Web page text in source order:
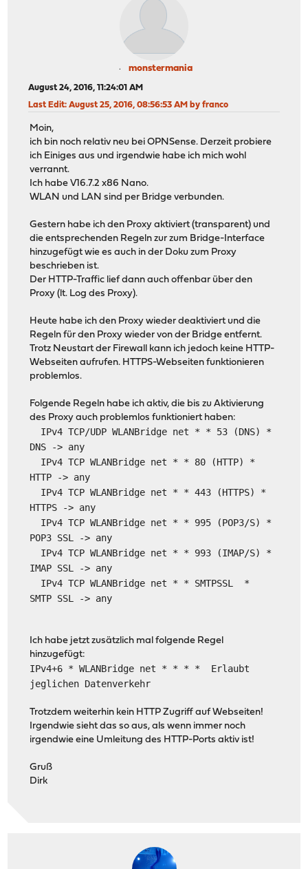
monstermania
August 24, 2016, 11:24:01 AM
Last Edit: August 25, 2016, 08:56:53 AM by franco
Moin,
ich bin noch relativ neu bei OPNSense. Derzeit probiere
ich Einiges aus und irgendwie habe ich mich wohl
verrannt.
Ich habe V16.7.2 x86 Nano.
WLAN und LAN sind per Bridge verbunden.
Gestern habe ich den Proxy aktiviert (transparent) und
die entsprechenden Regeln zur zum Bridge-Interface
hinzugefügt wie es auch in der Doku zum Proxy
beschrieben ist.
Der HTTP-Traffic lief dann auch offenbar über den
Proxy (lt. Log des Proxy).
Heute habe ich den Proxy wieder deaktiviert und die
Regeln für den Proxy wieder von der Bridge entfernt.
Trotz Neustart der Firewall kann ich jedoch keine HTTP-
Webseiten aufrufen. HTTPS-Webseiten funktionieren
problemlos.
Folgende Regeln habe ich aktiv, die bis zu Aktivierung
des Proxy auch problemlos funktioniert haben:
IPv4 TCP/UDP WLANBridge net * * 53 (DNS) *
DNS -> any
IPv4 TCP WLANBridge net * * 80 (HTTP) *
HTTP -> any
IPv4 TCP WLANBridge net * * 443 (HTTPS) *
HTTPS -> any
IPv4 TCP WLANBridge net * * 995 (POP3/S) *
POP3 SSL -> any
IPv4 TCP WLANBridge net * * 993 (IMAP/S) *
IMAP SSL -> any
IPv4 TCP WLANBridge net * * SMTPSSL *
SMTP SSL -> any
Ich habe jetzt zusätzlich mal folgende Regel
hinzugefügt:
IPv4+6 * WLANBridge net * * * * Erlaubt
jeglichen Datenverkehr
Trotzdem weiterhin kein HTTP Zugriff auf Webseiten!
Irgendwie sieht das so aus, als wenn immer noch
irgendwie eine Umleitung des HTTP-Ports aktiv ist!
Gruß
Dirk